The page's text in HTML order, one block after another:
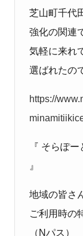
芝山町千代
強化の関連
気軽に来れ
選ばれたの
https://
『 そらぽ
』
地域の皆さ
ご利用時の
（ Nパス）